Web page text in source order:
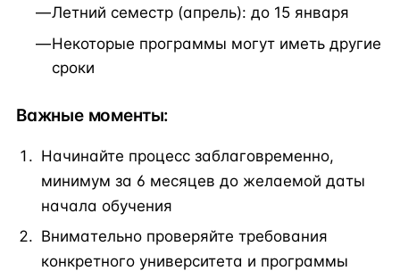
Летний семестр (апрель): до 15 января
Некоторые программы могут иметь другие
сроки
Важные моменты:
Начинайте процесс заблаговременно,
минимум за 6 месяцев до желаемой даты
начала обучения
Внимательно проверяйте требования
конкретного университета и программы